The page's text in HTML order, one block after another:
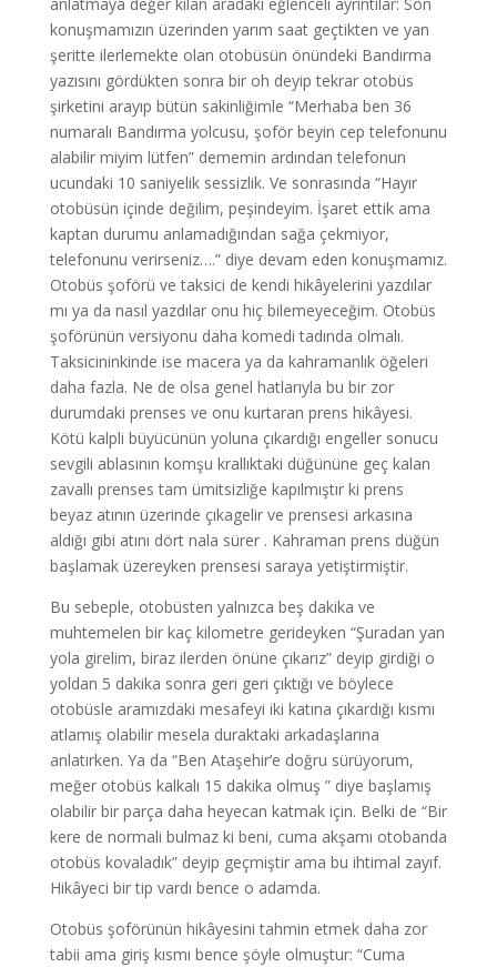
konuşmamızın üzerinden yarım saat geçtikten ve yan
şeritte ilerlemekte olan otobüsün önündeki Bandırma
yazısını gördükten sonra bir oh deyip tekrar otobüs
şirketini arayıp bütün sakinliğimle “Merhaba ben 36
numaralı Bandırma yolcusu, şoför beyin cep telefonunu
alabilir miyim lütfen” dememin ardından telefonun
ucundaki 10 saniyelik sessizlik. Ve sonrasında “Hayır
otobüsün içinde değilim, peşindeyim. İşaret ettik ama
kaptan durumu anlamadığından sağa çekmiyor,
telefonunu verirseniz….” diye devam eden konuşmamız.
Otobüs şoförü ve taksici de kendi hikâyelerini yazdılar
mı ya da nasıl yazdılar onu hiç bilemeyeceğim. Otobüs
şoförünün versiyonu daha komedi tadında olmalı.
Taksicininkinde ise macera ya da kahramanlık öğeleri
daha fazla. Ne de olsa genel hatlarıyla bu bir zor
durumdaki prenses ve onu kurtaran prens hikâyesi.
Kötü kalpli büyücünün yoluna çıkardığı engeller sonucu
sevgili ablasının komşu krallıktaki düğününe geç kalan
zavallı prenses tam ümitsizliğe kapılmıştır ki prens
beyaz atının üzerinde çıkagelir ve prensesi arkasına
aldığı gibi atını dört nala sürer . Kahraman prens düğün
başlamak üzereyken prensesi saraya yetiştirmiştir.
Bu sebeple, otobüsten yalnızca beş dakika ve
muhtemelen bir kaç kilometre gerideyken “Şuradan yan
yola girelim, biraz ilerden önüne çıkarız” deyip girdiği o
yoldan 5 dakika sonra geri geri çıktığı ve böylece
otobüsle aramızdaki mesafeyi iki katına çıkardığı kısmı
atlamış olabilir mesela duraktaki arkadaşlarına
anlatırken. Ya da “Ben Ataşehir’e doğru sürüyorum,
meğer otobüs kalkalı 15 dakika olmuş ” diye başlamış
olabilir bir parça daha heyecan katmak için. Belki de “Bir
kere de normali bulmaz ki beni, cuma akşamı otobanda
otobüs kovaladık” deyip geçmiştir ama bu ihtimal zayıf.
Hikâyeci bir tip vardı bence o adamda.
Otobüs şoförünün hikâyesini tahmin etmek daha zor
tabii ama giriş kısmı bence şöyle olmuştur: “Cuma